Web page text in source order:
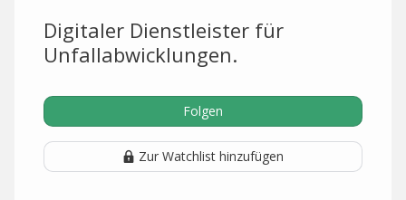
Digitaler Dienstleister für
Unfallabwicklungen.
Folgen
Zur Watchlist hinzufügen